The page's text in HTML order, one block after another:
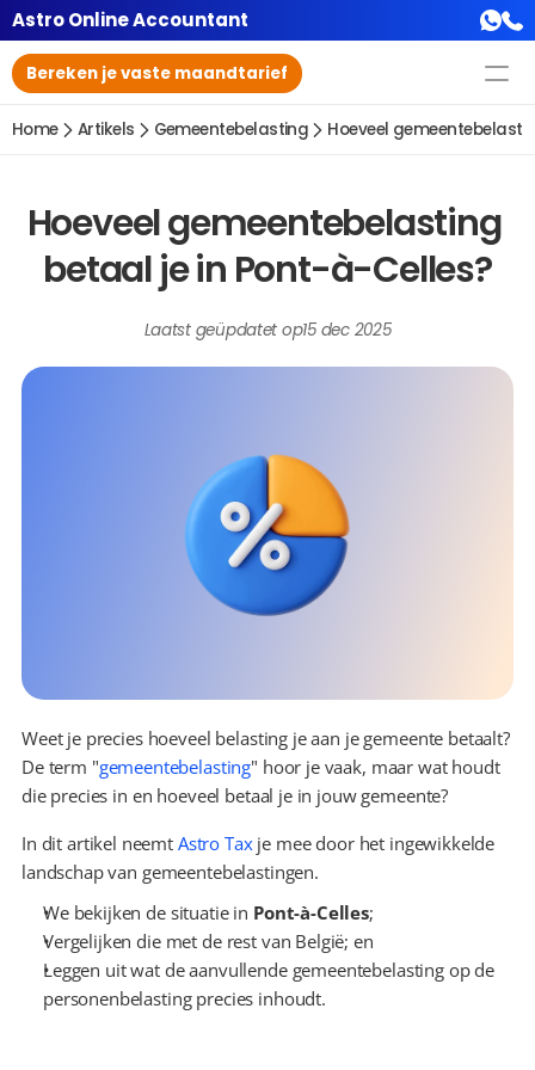
Astro Online Accountant
Bereken je vaste maandtarief
Home Artikels Gemeentebelasting Hoeveel
Hoeveel gemeentebelasting
betaal je in Pont-à-Celles?
Laatst geüpdatet op15 dec 2025
Weet je precies hoeveel belasting je aan je gemeente betaalt?
De term "gemeentebelasting" hoor je vaak, maar wat houdt
die precies in en hoeveel betaal je in jouw gemeente?
In dit artikel neemt Astro Tax je mee door het ingewikkelde
landschap van gemeentebelastingen.
We bekijken de situatie in Pont-à-Celles;
Vergelijken die met de rest van België; en
Leggen uit wat de aanvullende gemeentebelasting op de
personenbelasting precies inhoudt.